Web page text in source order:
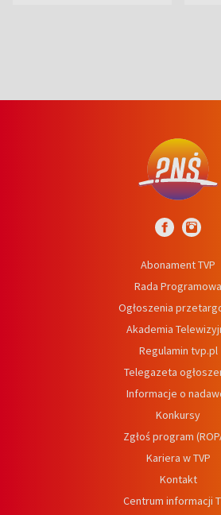
Abonament TVP
Rada Programowa
Ogłoszenia
Akademia
Regulamin tvp.pl
Telegazeta
Informacje o
Konkursy
Zgłoś program
Kariera w TVP
Kontakt
Centrum informacji